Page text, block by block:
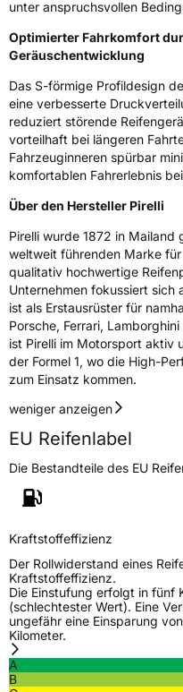
unter anspruchsvollen
Optimierter Fahrkomfort
Geräuschentwicklung
Das S-förmige Profildesign
eine verbesserte
reduziert störende
vorteilhaft bei längeren
Fahrzeuginneren spürbar
komfortablen Fahrerlebnis
Über den Hersteller Pirelli
Pirelli wurde 1872 in
weltweit führenden Marke
qualitativ hochwertige
Unternehmen fokussiert sich
ist als Erstausrüster für
Porsche, Ferrari,
ist Pirelli im Motorsport aktiv
der Formel 1, wo die High-
zum Einsatz kommen.
weniger anzeigen
EU Reifenlabel
Die Bestandteile des EU
Kraftstoffeffizienz
Der Rollwiderstand eines
Kraftstoffeffizienz.
Die Einstufung erfolgt in fünf
(schlechtester Wert). Eine
ungefähr eine Einsparung
Kilometer.
A
B